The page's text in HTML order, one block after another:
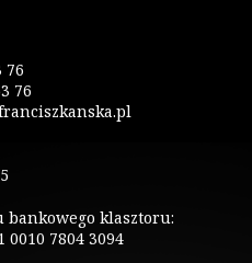
76
76
klasztoru:
0010 7804 3094